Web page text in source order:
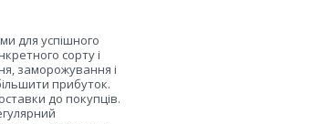
для успішного
сорту і
заморожування і
прибуток.
до покупців.